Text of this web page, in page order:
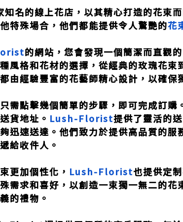
知名的線上花店，以其精心打造的花束
特殊場合，他們都能提供令人驚艷的花
的網站，您會發現一個簡潔而直觀
風格和花材的選擇，從經典的玫瑰花束
由經驗豐富的花藝師精心設計，以確保
需點擊幾個簡單的步驟，即可完成訂購
貨地址。 Lush-Florist提供了靈活的
迅速送達。他們致力於提供高品質的服
給收件人。
更加個性化， Lush-Florist也提供定
需求和喜好，以創造一束獨一無二的花
的禮物。